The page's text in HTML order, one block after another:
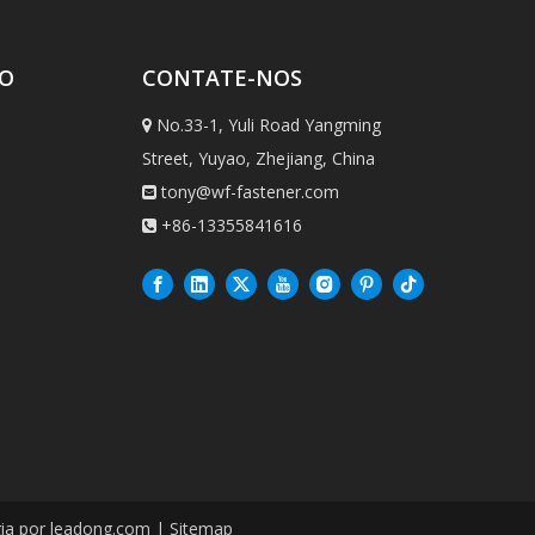
CONTATE-NOS
 No.33-1, Yuli Road Yangming
Street, Yuyao, Zhejiang, China
 tony@wf-fastener.com
 +86-13355841616
por leadong.com | Sitemap